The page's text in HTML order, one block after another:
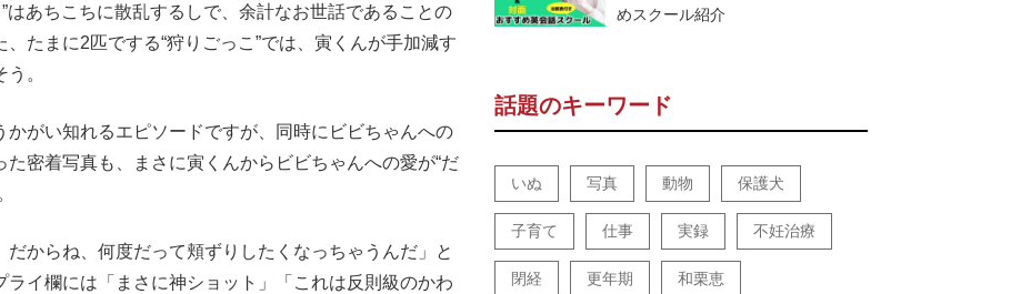
はあちこちに散乱するしで、余計なお世話であることの
たまに2匹でする“狩りごっこ”では、寅くんが手加減す
。
がい知れるエピソードですが、同時にビビちゃんへの
密着写真も、まさに寅くんからビビちゃんへの愛が“だ
らね、何度だって頬ずりしたくなっちゃうんだ」と
イ欄には「まさに神ショット」「これは反則級のかわ
めスクール紹介
話題のキーワード
いぬ 写真 動物 保護犬
子育て 仕事 実録 不妊治療
閉経 更年期 和栗恵